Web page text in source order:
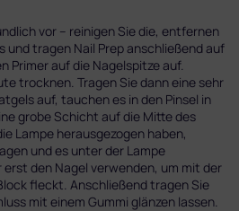
vor – reinigen Sie die, entfernen
und tragen Nail Prep anschließend auf
Primer auf die Nagelspitze auf.
trocknen. Tragen Sie dann eine sehr
auf, tauchen es in den Pinsel in
grobe Schicht auf die Mitte des
Lampe herausgezogen haben,
und es unter der Lampe
den Nagel verwenden, um mit der
fleckt. Anschließend tragen Sie
mit einem Gummi glänzen lassen.